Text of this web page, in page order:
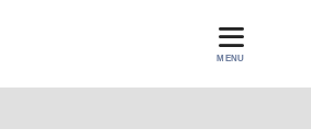
MENU